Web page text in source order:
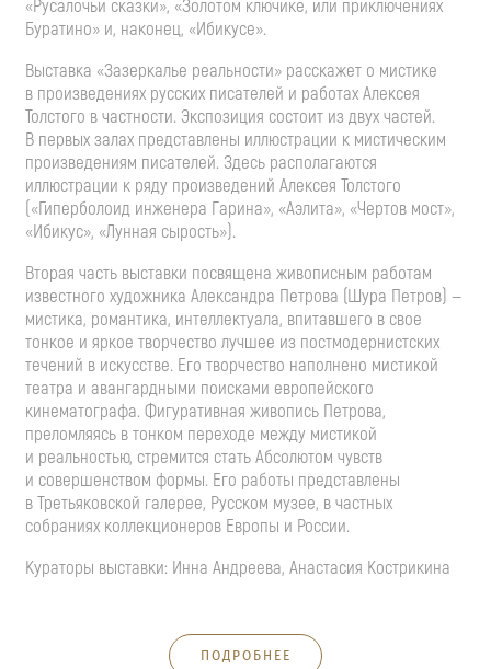
«Русалочьи сказки», «Золотом ключике, или приключениях
Буратино» и, наконец, «Ибикусе».
Выставка «Зазеркалье реальности» расскажет о мистике
в произведениях русских писателей и работах Алексея
Толстого в частности. Экспозиция состоит из двух частей.
В первых залах представлены иллюстрации к мистическим
произведениям писателей. Здесь располагаются
иллюстрации к ряду произведений Алексея Толстого
(«Гиперболоид инженера Гарина», «Аэлита», «Чертов мост»,
«Ибикус», «Лунная сырость»).
Вторая часть выставки посвящена живописным работам
известного художника Александра Петрова (Шура Петров) —
мистика, романтика, интеллектуала, впитавшего в свое
тонкое и яркое творчество лучшее из постмодернистских
течений в искусстве. Его творчество наполнено мистикой
театра и авангардными поисками европейского
кинематографа. Фигуративная живопись Петрова,
преломляясь в тонком переходе между мистикой
и реальностью, стремится стать Абсолютом чувств
и совершенством формы. Его работы представлены
в Третьяковской галерее, Русском музее, в частных
собраниях коллекционеров Европы и России.
Кураторы выставки: Инна Андреева, Анастасия Кострикина
ПОДРОБНЕЕ